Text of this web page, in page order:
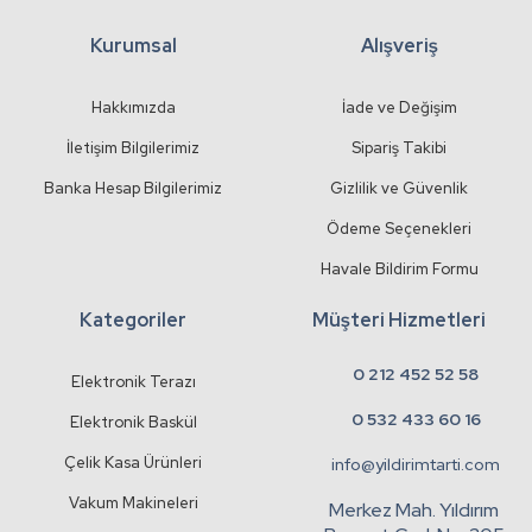
Kurumsal
Hakkımızda
İletişim Bilgilerimiz
Banka Hesap Bilgilerimiz
Alışveriş
İade ve Değişim
Sipariş Takibi
Gizlilik ve Güvenlik
Ödeme Seçenekleri
Havale Bildirim Formu
Kategoriler
Elektronik Terazı
Elektronik Baskül
Çelik Kasa Ürünleri
Vakum Makineleri
Müşteri Hizmetleri
0 212 452 52 58
0 532 433 60 16
info@yildirimtarti.com
Merkez Mah. Yıldırım